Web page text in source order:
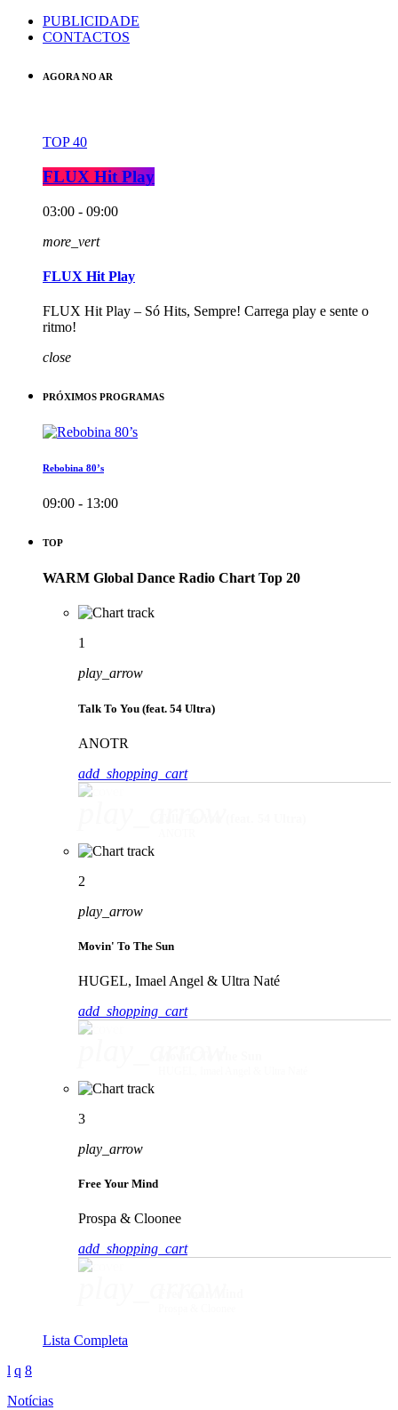
PUBLICIDADE
CONTACTOS
AGORA NO AR
TOP 40
FLUX Hit Play
03:00 - 09:00
more_vert
FLUX Hit Play
FLUX Hit Play – Só Hits, Sempre! Carrega play e sente o
ritmo!
close
PRÓXIMOS PROGRAMAS
Rebobina 80’s
09:00 - 13:00
TOP
WARM Global Dance Radio Chart Top 20
1
play_arrow
Talk To You (feat. 54 Ultra)
ANOTR
add_shopping_cart
2
play_arrow
Movin' To The Sun
HUGEL, Imael Angel & Ultra Naté
add_shopping_cart
3
play_arrow
Free Your Mind
Prospa & Cloonee
add_shopping_cart
Lista Completa
Notícias